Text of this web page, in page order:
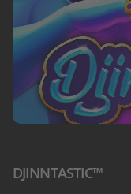
DJINNTASTIC™